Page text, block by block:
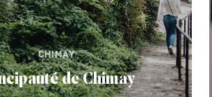
CHIMAY
de Chimay